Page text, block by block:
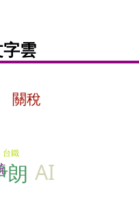
雲
台鐵
關稅
朗 AI